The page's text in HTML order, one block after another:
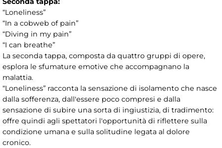
“Loneliness”
“In a cobweb of pain”
“Diving in my pain”
“I can breathe”
La seconda tappa, composta da quattro gruppi di opere,
esplora le sfumature emotive che accompagnano la
malattia.
“Loneliness” racconta la sensazione di isolamento che nasce
dalla sofferenza, dall'essere poco compresi e dalla
sensazione di subire una sorta di ingiustizia, di tradimento:
offre quindi agli spettatori l'opportunità di riflettere sulla
condizione umana e sulla solitudine legata al dolore
cronico.